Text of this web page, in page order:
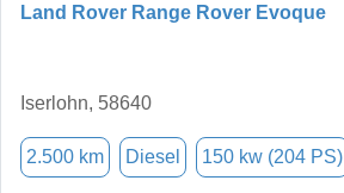
Land Rover Range Rover Evoque
Iserlohn, 58640
2.500 km Diesel 150 kw (204 PS)